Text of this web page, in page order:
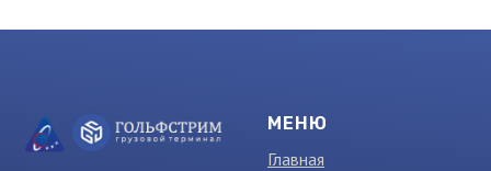
МЕНЮ
Главная